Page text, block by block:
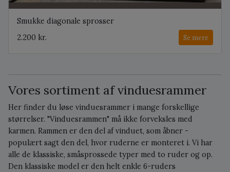
Smukke diagonale sprosser
2.200 kr.
Se mere
Vores sortiment af vinduesrammer
Her finder du løse vinduesrammer i mange forskellige
størrelser. "Vinduesrammen" må ikke forveksles med
karmen. Rammen er den del af vinduet, som åbner -
populært sagt den del, hvor ruderne er monteret i. Vi har
alle de klassiske, småsprossede typer med to ruder og op.
Den klassiske model er den helt enkle 6-ruders